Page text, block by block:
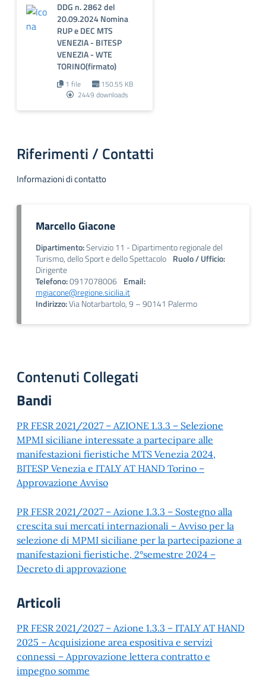
DDG n. 2862 del
20.09.2024 Nomina
RUP e DEC MTS
VENEZIA - BITESP
VENEZIA - WTE
TORINO(firmato)
1 file
150.55 KB
2449 downloads
Riferimenti / Contatti
Informazioni di contatto
Marcello Giacone
Dipartimento:Servizio 11 - Dipartimento regionale del
Turismo, dello Sport e dello Spettacolo Ruolo / Ufficio:
Dirigente
Telefono:0917078006 Email:
mgiacone@regione.sicilia.it
Indirizzo:Via Notarbartolo, 9 – 90141 Palermo
Contenuti Collegati
Bandi
PR FESR 2021/2027 – AZIONE 1.3.3 – Selezione
MPMI siciliane interessate a partecipare alle
manifestazioni fieristiche MTS Venezia 2024,
BITESP Venezia e ITALY AT HAND Torino –
Approvazione Avviso
PR FESR 2021/2027 – Azione 1.3.3 – Sostegno alla
crescita sui mercati internazionali – Avviso per la
selezione di MPMI siciliane per la partecipazione a
manifestazioni fieristiche, 2°semestre 2024 –
Decreto di approvazione
Articoli
PR FESR 2021/2027 – Azione 1.3.3 – ITALY AT HAND
2025 – Acquisizione area espositiva e servizi
connessi – Approvazione lettera contratto e
impegno somme